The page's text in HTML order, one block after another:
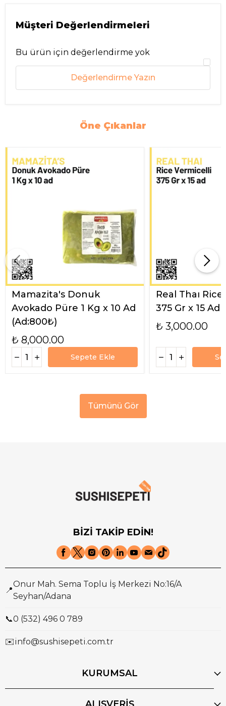
Müşteri Değerlendirmeleri
Bu ürün için değerlendirme yok
Değerlendirme Yazın
Öne Çıkanlar
Mamazita's Donuk
Avokado Püre 1 Kg x 10 Ad
(Ad:800₺)
₺ 8,000.00
Sepete Ekle
Real Thaı
375 Gr x 15 Ad
₺ 3,000.00
Tümünü Gör
BİZİ TAKİP EDİN!
📍
Onur Mah. Sema Toplu İş Merkezi No:16/A
Seyhan/Adana
📞0 (532) 496 0 789
✉️info@sushisepeti.com.tr
KURUMSAL